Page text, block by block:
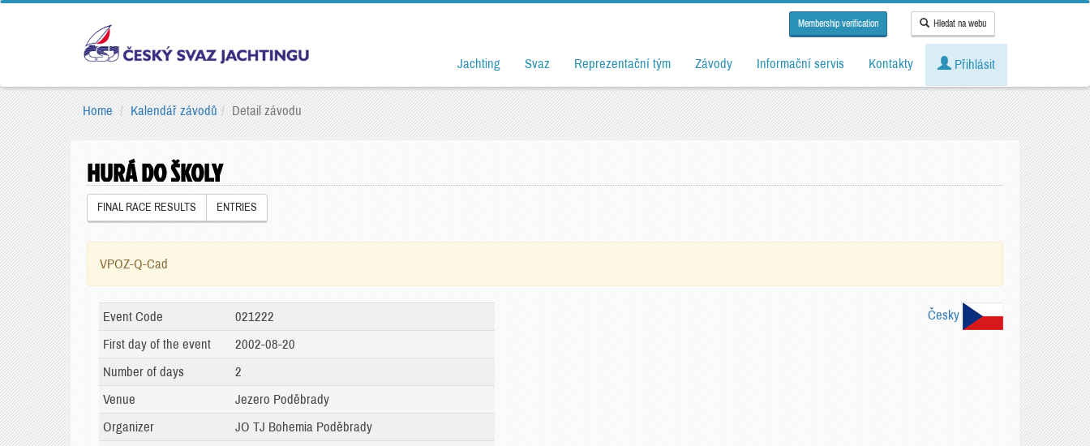
Membership verification Hledat na webu
Jachting Svaz Reprezentační tým Závody Informační servis Kontakty Přihlásit
Home Kalendář závodů Detail závodu
HURÁ DO ŠKOLY
FINAL RACE RESULTS ENTRIES
VPOZ-Q-Cad
Česky
Event Code
021222
First day of the event
2002-08-20
Number of days
2
Venue
Jezero Poděbrady
Organizer
JO TJ Bohemia Poděbrady